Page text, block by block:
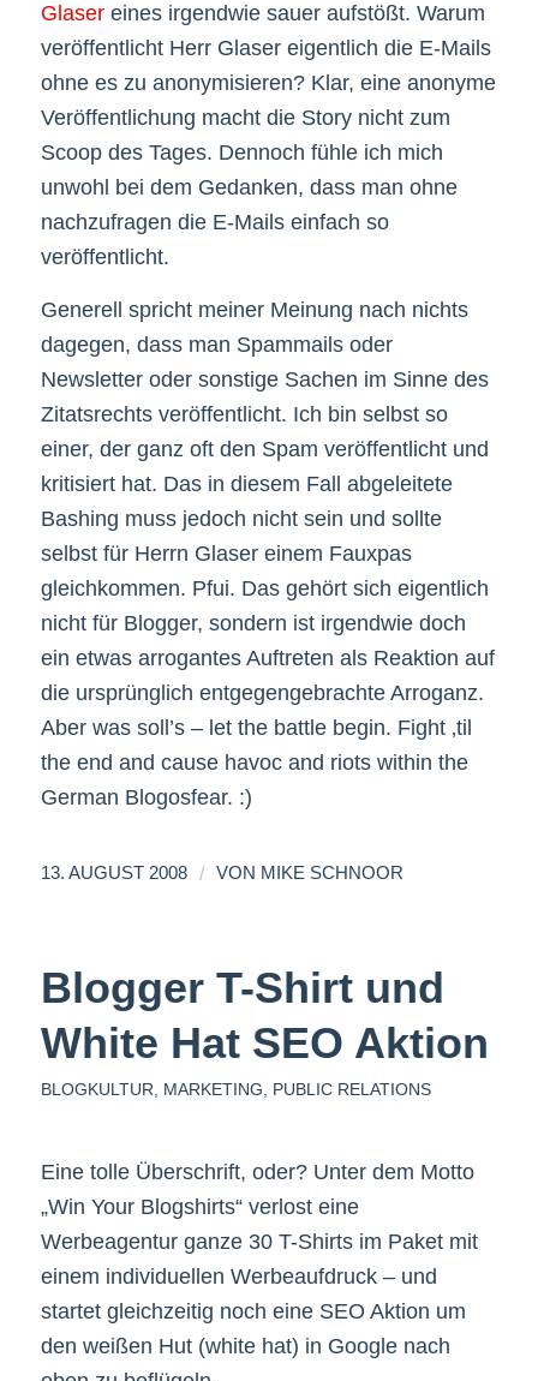
Glasereines irgendwie sauer aufstößt. Warum
veröffentlicht Herr Glaser eigentlich die E-Mails
ohne es zu anonymisieren? Klar, eine anonyme
Veröffentlichung macht die Story nicht zum
Scoop des Tages. Dennoch fühle ich mich
unwohl bei dem Gedanken, dass man ohne
nachzufragen die E-Mails einfach so
veröffentlicht.
Generell spricht meiner Meinung nach nichts
dagegen, dass man Spammails oder
Newsletter oder sonstige Sachen im Sinne des
Zitatsrechts veröffentlicht. Ich bin selbst so
einer, der ganz oft den Spam veröffentlicht und
kritisiert hat. Das in diesem Fall abgeleitete
Bashing muss jedoch nicht sein und sollte
selbst für Herrn Glaser einem Fauxpas
gleichkommen. Pfui. Das gehört sich eigentlich
nicht für Blogger, sondern ist irgendwie doch
ein etwas arrogantes Auftreten als Reaktion auf
die ursprünglich entgegengebrachte Arroganz.
Aber was soll’s – let the battle begin. Fight ‚til
the end and cause havoc and riots within the
German Blogosfear. :)
13. AUGUST 2008 / VON MIKE SCHNOOR
Blogger T-Shirt und
White Hat SEO Aktion
BLOGKULTUR MARKETING PUBLIC RELATIONS
Eine tolle Überschrift, oder? Unter dem Motto
„Win Your Blogshirts“ verlost eine
Werbeagentur ganze 30 T-Shirts im Paket mit
einem individuellen Werbeaufdruck – und
startet gleichzeitig noch eine SEO Aktion um
den weißen Hut (white hat) in Google nach